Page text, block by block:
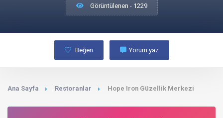
Görüntülenen - 1229
Beğen Yorum yaz
Ana Sayfa Restoranlar Hope Iron Güzellik Merkezi